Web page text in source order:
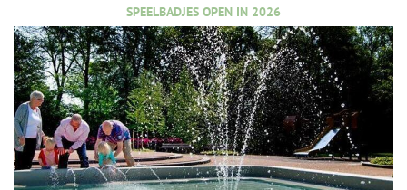
SPEELBADJES OPEN IN 2026